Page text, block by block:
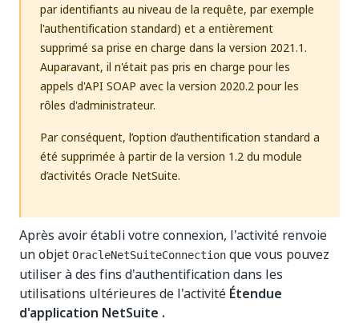
par identifiants au niveau de la requête, par exemple
l'authentification standard) et a entièrement
supprimé sa prise en charge dans la version 2021.1.
Auparavant, il n'était pas pris en charge pour les
appels d'API SOAP avec la version 2020.2 pour les
rôles d'administrateur.
Par conséquent, l’option d’authentification standard a
été supprimée à partir de la version 1.2 du module
d’activités Oracle NetSuite.
Après avoir établi votre connexion, l'activité renvoie
un objet OracleNetSuiteConnection que vous pouvez
utiliser à des fins d'authentification dans les
utilisations ultérieures de l'activité Étendue
d'application NetSuite .